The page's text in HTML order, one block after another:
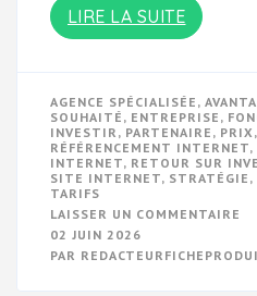
LIRE LA SUITE
AGENCE SPÉCIALISÉE ,
SOUHAITÉ , ENTREPRISE ,
INVESTIR , PARTENAIRE , PRIX ,
RÉFÉRENCEMENT INTERNET,
INTERNET, RETOUR SUR
SITE INTERNET, STRATÉGIE ,
TARIFS
LAISSER UN COMMENTAIRE
02 JUIN 2026
PAR